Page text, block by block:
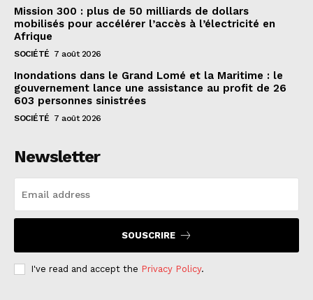
Mission 300 : plus de 50 milliards de dollars
mobilisés pour accélérer l’accès à l’électricité en
Afrique
SOCIÉTÉ 7 août 2026
Inondations dans le Grand Lomé et la Maritime : le
gouvernement lance une assistance au profit de 26
603 personnes sinistrées
SOCIÉTÉ 7 août 2026
Newsletter
SOUSCRIRE
I've read and accept the Privacy Policy.